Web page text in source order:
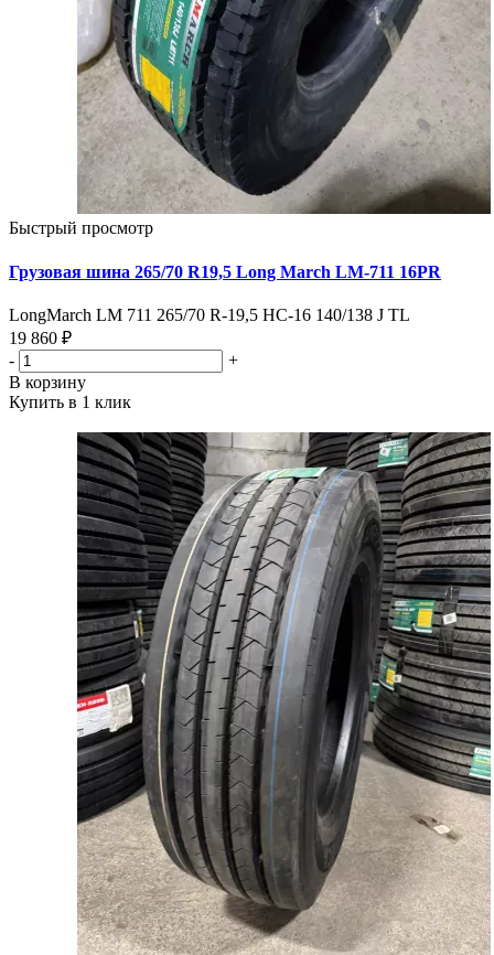
Быстрый просмотр
Грузовая шина 265/70 R19,5 Long March LM-711 16PR
LongMarch LM 711 265/70 R-19,5 HC-16 140/138 J TL
19 860 ₽
-
+
В корзину
Купить в 1 клик